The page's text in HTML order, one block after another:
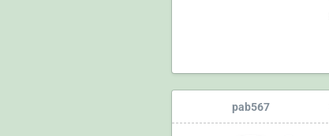
pab567